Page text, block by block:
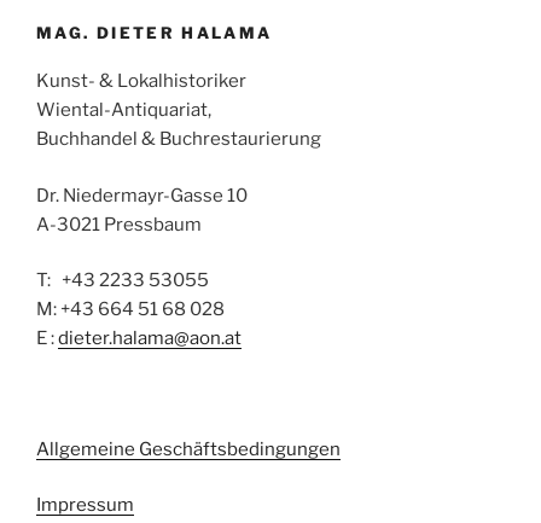
MAG. DIETER HALAMA
Kunst- & Lokalhistoriker
Wiental-Antiquariat,
Buchhandel & Buchrestaurierung
Dr. Niedermayr-Gasse 10
A-3021 Pressbaum
T: +43 2233 53055
M: +43 664 51 68 028
E :dieter.halama@aon.at
Allgemeine Geschäftsbedingungen
Impressum